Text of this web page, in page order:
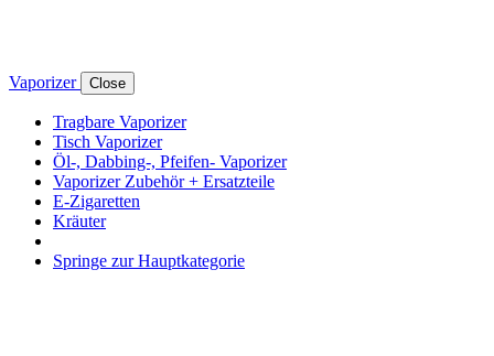
Vaporizer Close
Tragbare Vaporizer
Tisch Vaporizer
Öl-, Dabbing-, Pfeifen- Vaporizer
Vaporizer Zubehör + Ersatzteile
E-Zigaretten
Kräuter
Springe zur Hauptkategorie